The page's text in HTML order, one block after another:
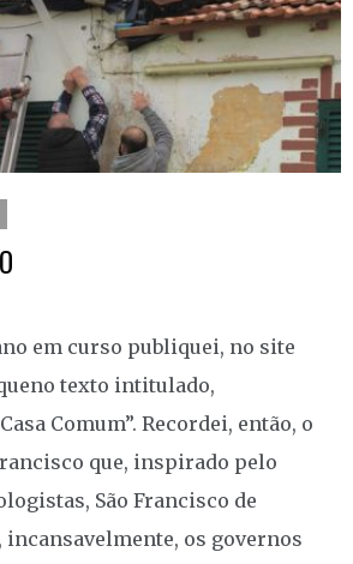
em curso publiquei, no site
texto intitulado,
Comum”. Recordei, então, o
que, inspirado pelo
São Francisco de
incansavelmente, os governos